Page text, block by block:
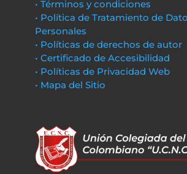
• Términos y condiciones
• Política de Tratamiento de
Personales
• Políticas de derechos de autor
• Certificado de Accesibilidad
• Políticas de Privacidad Web
• Mapa del Sitio